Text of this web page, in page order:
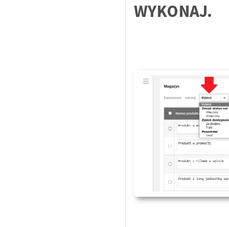
WYKONAJ.